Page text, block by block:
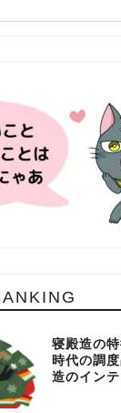
寝殿造の
時代の調
造のインテ